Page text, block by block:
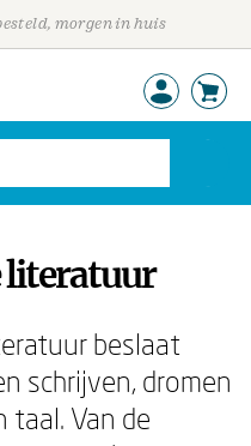
morgen in huis
literatuur
beslaat
schrijven, dromen
Van de